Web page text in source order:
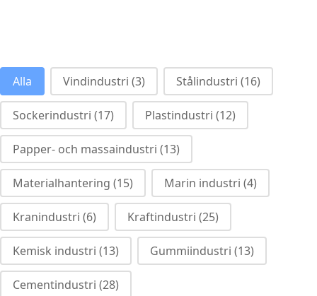
industries category facet - swedish
Alla Vindindustri (3) Stålindustri (16)
Sockerindustri (17) Plastindustri (12)
Papper- och massaindustri (13)
Materialhantering (15) Marin industri (4)
Kranindustri (6) Kraftindustri (25)
Kemisk industri (13) Gummiindustri (13)
Cementindustri (28)